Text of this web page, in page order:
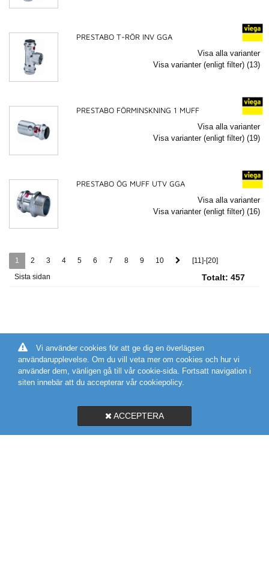
PRESTABO T-RÖR INV GGA
Visa alla varianter
Visa varianter (enligt filter) (13)
PRESTABO FÖRMINSKNING 1 MUFF
Visa alla varianter
Visa varianter (enligt filter) (19)
PRESTABO ÖG MUFF UTV GGA
Visa alla varianter
Visa varianter (enligt filter) (16)
1 2 3 4 5 6 7 8 9 10
[11]-[20]
Sista sidan
Totalt: 457
Vi använder cookies för att ge dig en överlägsen
användarupplevelse. Om du vill veta mer om cookies och hur vi
använder dem, vänligen gå till vår cookie-sida. Fortsatt navigation i
siten innebär att du accepterar vår cookiepolicy.
ACCEPTERA